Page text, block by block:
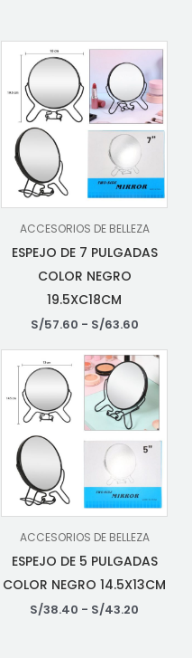
ACCESORIOS DE BELLEZA
ESPEJO DE 7 PULGADAS
COLOR NEGRO
19.5XC18CM
S/57.60 - S/63.60
ACCESORIOS DE BELLEZA
ESPEJO DE 5 PULGADAS
COLOR NEGRO 14.5X13CM
S/38.40 - S/43.20